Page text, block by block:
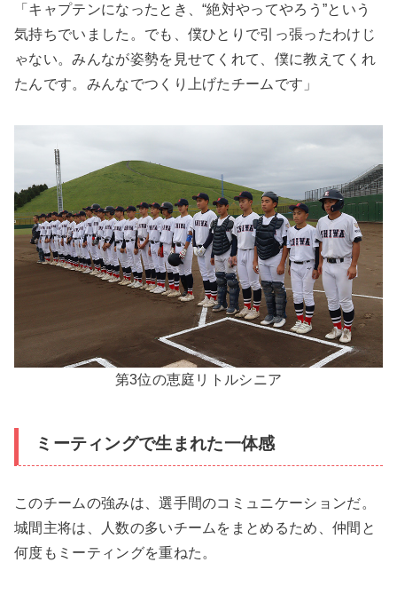
「キャプテンになったとき、“絶対やってやろう”という
気持ちでいました。でも、僕ひとりで引っ張ったわけじ
ゃない。みんなが姿勢を見せてくれて、僕に教えてくれ
たんです。みんなでつくり上げたチームです」
第3位の恵庭リトルシニア
ミーティングで生まれた一体感
このチームの強みは、選手間のコミュニケーションだ。
城間主将は、人数の多いチームをまとめるため、仲間と
何度もミーティングを重ねた。